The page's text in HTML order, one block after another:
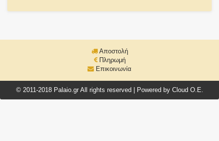
Αποστολή
Πληρωμή
Επικοινωνία
© 2011-2018 Palaio.gr All rights reserved | Powered by Cloud O.E.